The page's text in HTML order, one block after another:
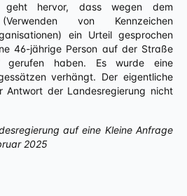
geht hervor, dass wegen dem
von Kennzeichen
ein Urteil gesprochen
46-jährige Person auf der Straße
gerufen haben. Es wurde eine
verhängt. Der eigentliche
der Landesregierung nicht
auf eine Kleine Anfrage
2025